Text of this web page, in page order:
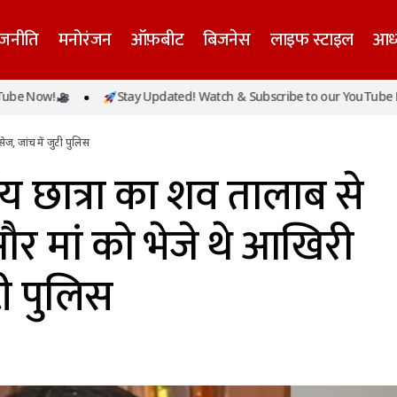
मनोरंजन ऑफ़बीट बिजनेस लाइफ स्टाइल
छात्रा का शव तालाब से बरामद, बॉयफ्रेंड और मां को
Stay Updated! Watch & Subscribe to our YouTube Now!
जांच में जुटी पुलिस
छात्रा का शव तालाब से
मां को भेजे थे आखिरी
पुलिस